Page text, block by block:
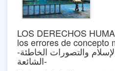
LOS DERECHOS
los errores de concepto
-حقوق الإنسان في الإسلام والتصورات الخاطئة
الشائعة-